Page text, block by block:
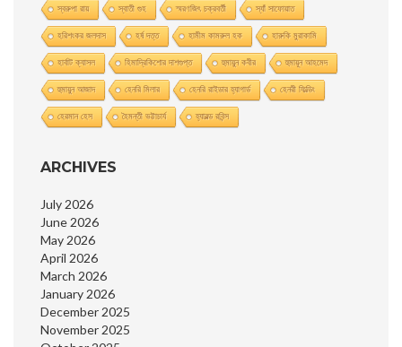
স্বরুপা রায় স্বাতী গুহ স্মরণজিৎ চক্রবর্তী স্যাঁ সাফোয়াত
হরিশংকর জলদাস হর্ষ দত্ত হামীম কামরুল হক হারুকি মুরাকামি
হার্বাট ক্যাসল হিমাদ্রিকিশাের দাশগুপ্ত হুমায়ুন কবীর হুমায়ূন আহমেদ
হুমায়ুন আজাদ হেনরি মিলার হেনরি রাইডার হ্যাগার্ড হেনরী ফিল্ডিং
হেরমান হেস হৈমন্তী ভট্টাচার্য হ্যারল্ড রবিন্স
ARCHIVES
July 2026
June 2026
May 2026
April 2026
March 2026
January 2026
December 2025
November 2025